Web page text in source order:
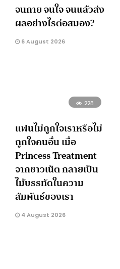
จนกาย จนใจ จนแล้วส่ง
ผลอย่างไรต่อสมอง?
6 August 2026
228
แฟนไม่ถูกใจเราหรือไม่
ถูกใจคนอื่น เมื่อ
Princess Treatment
จากชาวเน็ต กลายเป็น
ไม้บรรทัดในความ
สัมพันธ์ของเรา
4 August 2026